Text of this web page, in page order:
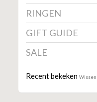
RINGEN
GIFT GUIDE
SALE
Recent bekeken Wissen